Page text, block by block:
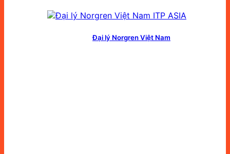
Đại lý Norgren Việt Nam